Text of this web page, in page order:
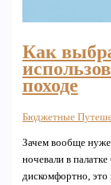
Как
походе
Бюджетные
Зачем вообще
ночевали в
дискомфортно, это